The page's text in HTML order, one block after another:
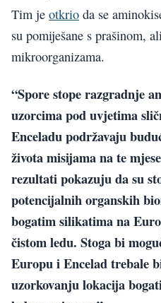
Tim je otkrio da se
su pomiješane s prašinom,
mikroorganizama.
“Spore stope razgradnje
uzorcima pod uvjetima
Enceladu podržavaju
života misijama na te
rezultati pokazuju da su
potencijalnih organskih
bogatim silikatima na
čistom ledu. Stoga bi
Europu i Encelad trebale
uzorkovanju lokacija